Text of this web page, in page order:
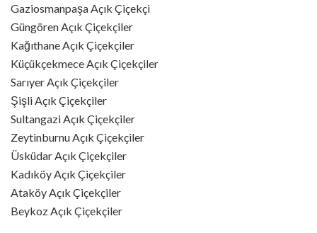
Gaziosmanpaşa Açık Çiçekçi
Güngören Açık Çiçekçiler
Kağıthane Açık Çiçekçiler
Küçükçekmece Açık Çiçekçiler
Sarıyer Açık Çiçekçiler
Şişli Açık Çiçekçiler
Sultangazi Açık Çiçekçiler
Zeytinburnu Açık Çiçekçiler
Üsküdar Açık Çiçekçiler
Kadıköy Açık Çiçekçiler
Ataköy Açık Çiçekçiler
Beykoz Açık Çiçekçiler